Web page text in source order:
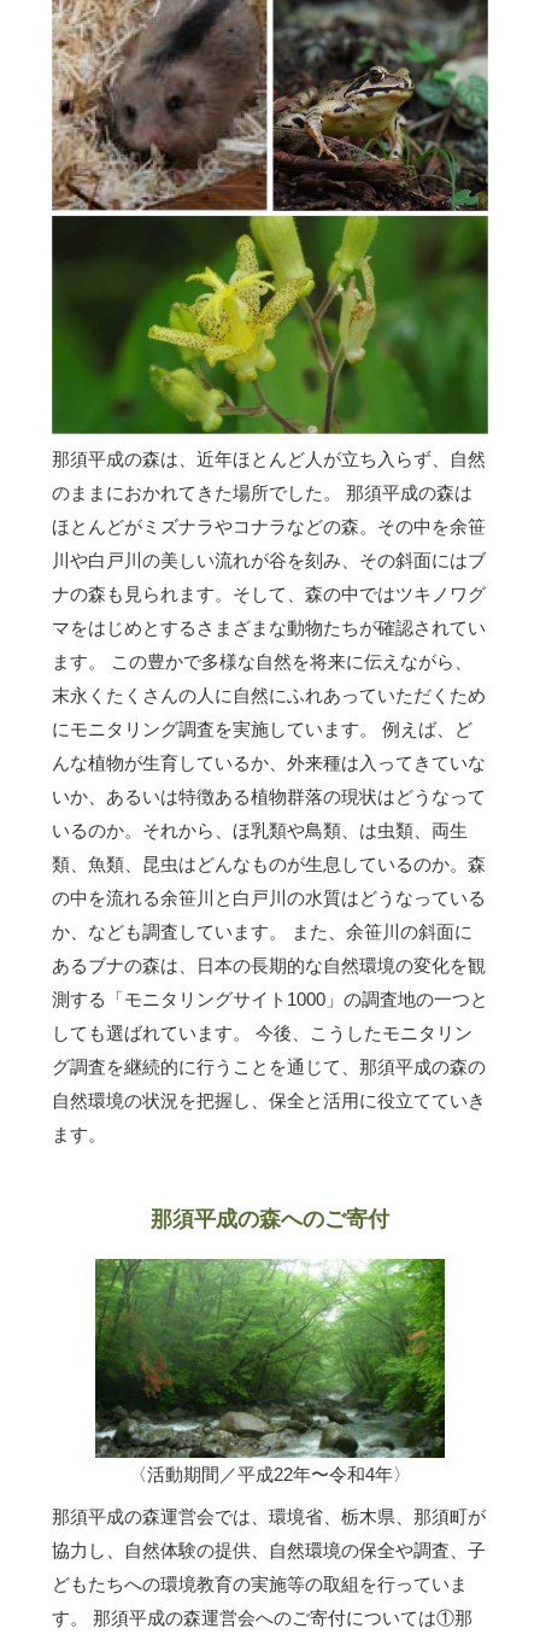
那須平成の森は、近年ほとんど人が立ち入らず、自然
のままにおかれてきた場所でした。 那須平成の森は
ほとんどがミズナラやコナラなどの森。その中を余笹
川や白戸川の美しい流れが谷を刻み、その斜面にはブ
ナの森も見られます。そして、森の中ではツキノワグ
マをはじめとするさまざまな動物たちが確認されてい
ます。 この豊かで多様な自然を将来に伝えながら、
末永くたくさんの人に自然にふれあっていただくため
にモニタリング調査を実施しています。 例えば、ど
んな植物が生育しているか、外来種は入ってきていな
いか、あるいは特徴ある植物群落の現状はどうなって
いるのか。それから、ほ乳類や鳥類、は虫類、両生
類、魚類、昆虫はどんなものが生息しているのか。森
の中を流れる余笹川と白戸川の水質はどうなっている
か、なども調査しています。 また、余笹川の斜面に
あるブナの森は、日本の長期的な自然環境の変化を観
測する「モニタリングサイト1000」の調査地の一つと
しても選ばれています。 今後、こうしたモニタリン
グ調査を継続的に行うことを通じて、那須平成の森の
自然環境の状況を把握し、保全と活用に役立てていき
ます。
那須平成の森へのご寄付
〈活動期間／平成22年〜令和4年〉
那須平成の森運営会では、環境省、栃木県、那須町が
協力し、自然体験の提供、自然環境の保全や調査、子
どもたちへの環境教育の実施等の取組を行っていま
す。 那須平成の森運営会へのご寄付については①那